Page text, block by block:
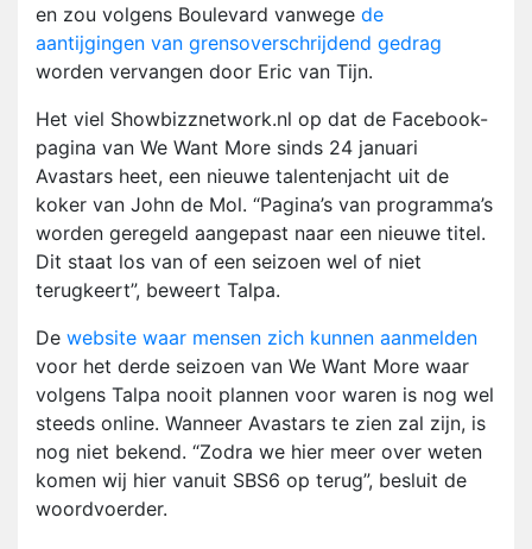
en zou volgens Boulevard vanwege de
aantijgingen van grensoverschrijdend gedrag
worden vervangen door Eric van Tijn.
Het viel Showbizznetwork.nl op dat de Facebook-
pagina van We Want More sinds 24 januari
Avastars heet, een nieuwe talentenjacht uit de
koker van John de Mol. “Pagina’s van programma’s
worden geregeld aangepast naar een nieuwe titel.
Dit staat los van of een seizoen wel of niet
terugkeert”, beweert Talpa.
De website waar mensen zich kunnen aanmelden
voor het derde seizoen van We Want More waar
volgens Talpa nooit plannen voor waren is nog wel
steeds online. Wanneer Avastars te zien zal zijn, is
nog niet bekend. “Zodra we hier meer over weten
komen wij hier vanuit SBS6 op terug”, besluit de
woordvoerder.